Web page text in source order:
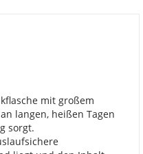
mit großem
langen, heißen Tagen
sorgt.